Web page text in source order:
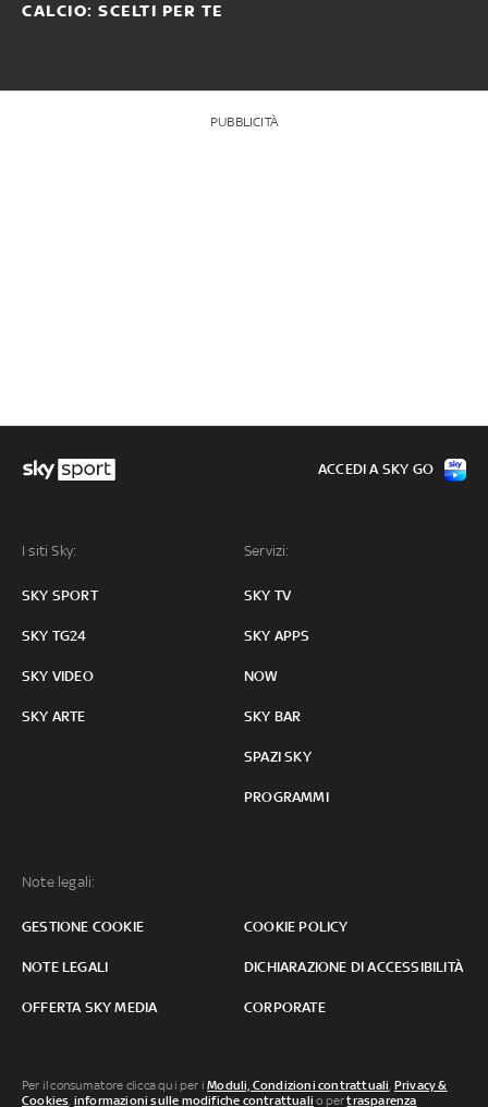
CALCIO: SCELTI PER TE
PUBBLICITÀ
I siti Sky:
SKY SPORT
SKY TG24
SKY VIDEO
SKY ARTE
Servizi:
SKY TV
SKY APPS
NOW
SKY BAR
SPAZI SKY
PROGRAMMI
Note legali:
GESTIONE COOKIE COOKIE POLICY
NOTE LEGALI DICHIARAZIONE DI ACCESSIBILITÀ
OFFERTA SKY MEDIA CORPORATE
ACCEDI A SKY GO
Per il consumatore clicca qui per iModuli, Condizioni contrattuali, Privacy &
Cookies, informazioni sulle modifiche contrattuali o pertrasparenza